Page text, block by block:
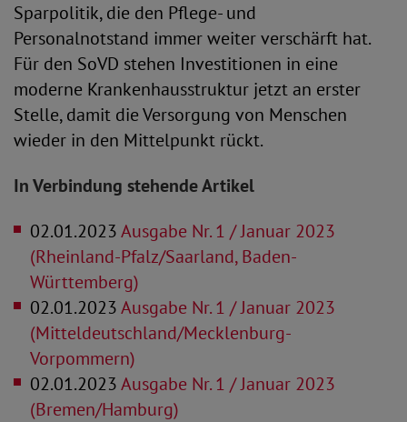
Sparpolitik, die den Pflege- und
Personalnotstand immer weiter verschärft hat.
Für den SoVD stehen Investitionen in eine
moderne Krankenhausstruktur jetzt an erster
Stelle, damit die Versorgung von Menschen
wieder in den Mittelpunkt rückt.
In Verbindung stehende Artikel
02.01.2023Ausgabe Nr. 1 / Januar 2023
(Rheinland-Pfalz/Saarland, Baden-
Württemberg)
02.01.2023Ausgabe Nr. 1 / Januar 2023
(Mitteldeutschland/Mecklenburg-
Vorpommern)
02.01.2023Ausgabe Nr. 1 / Januar 2023
(Bremen/Hamburg)